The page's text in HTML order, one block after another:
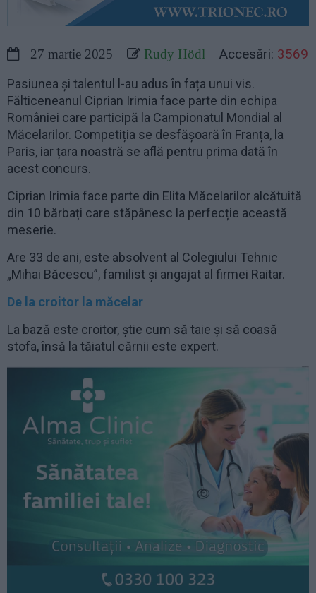
27 martie 2025 Rudy Hödl Accesări: 3569
Pasiunea și talentul l-au adus în fața unui vis.
Fălticeneanul Ciprian Irimia face parte din echipa
României care participă la Campionatul Mondial al
Măcelarilor. Competiția se desfășoară în Franța, la
Paris, iar țara noastră se află pentru prima dată în
acest concurs.
Ciprian Irimia face parte din Elita Măcelarilor alcătuită
din 10 bărbați care stăpânesc la perfecție această
meserie.
Are 33 de ani, este absolvent al Colegiului Tehnic
„Mihai Băcescu”, familist și angajat al firmei Raitar.
De la croitor la măcelar
La bază este croitor, știe cum să taie și să coasă
stofa, însă la tăiatul cărnii este expert.